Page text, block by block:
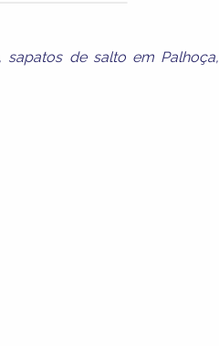
, sapatos de salto em Palhoça,